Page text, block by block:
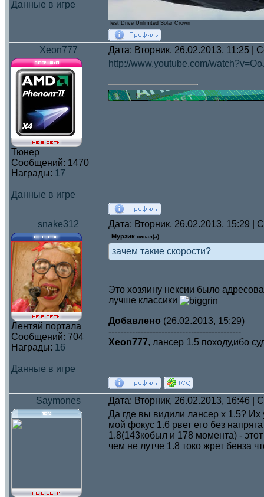
Данные в игре
Test Drive Unlimited Solar Crown
Xeon777 Дата: Вторник, 26.02.2013, 11:25 |
Тюнер
Сообщений: 1470
Награды: 17
Данные в игре
http://www.youtube.com/
snake312 Дата: Вторник, 26.02.2013, 15:29 |
Лентяй портала
Сообщений: 704
Награды: 16
Данные в игре
Мурзик писал(а):
зачем такие скорости?
Это хозяину нексии было
лучше классики
Добавлено (26.02.2013, 15:29)
---------------------------------------------
Xeon777, лансер 1.5 походу,ибо
Saymones Дата: Вторник, 26.02.2013, 16:46 |
Да где вы видили лансер х 1.5? Их
мой фокус 1.6 рвет его без
1.8(143кобыл и 178 момента) -
чем не лутче 1.8 токо жрет бенза